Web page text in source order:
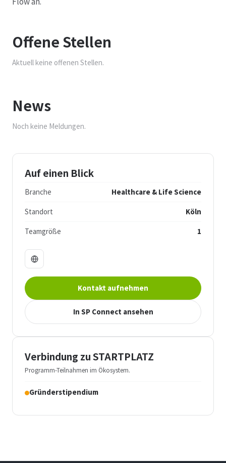
Offene Stellen
Aktuell keine offenen Stellen.
News
Noch keine Meldungen.
Auf einen Blick
Branche Healthcare & Life Science
Standort Köln
Teamgröße 1
Kontakt aufnehmen
In SP Connect ansehen
Verbindung zu STARTPLATZ
Programm-Teilnahmen im Ökosystem.
Gründerstipendium